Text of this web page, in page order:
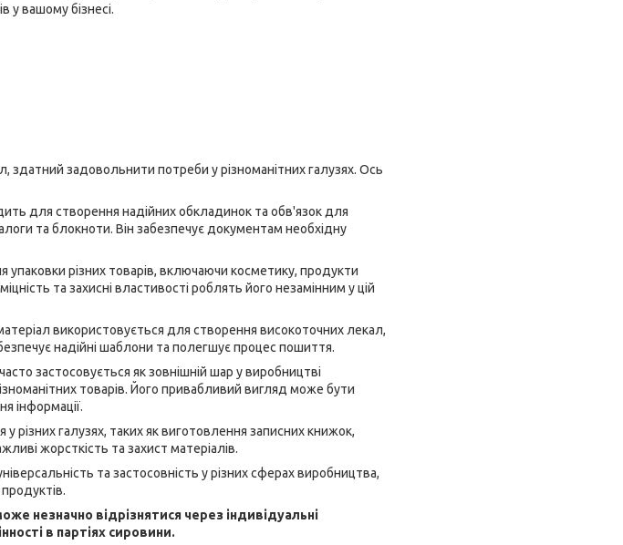
у вашому бізнесі.
здатний задовольнити потреби у різноманітних галузях. Ось
для створення надійних обкладинок та обв'язок для
та блокноти. Він забезпечує документам необхідну
різних товарів, включаючи косметику, продукти
та захисні властивості роблять його незамінним у цій
використовується для створення високоточних лекал,
надійні шаблони та полегшує процес пошиття.
застосовується як зовнішній шар у виробництві
товарів. Його привабливий вигляд може бути
інформації.
різних галузях, таких як виготовлення записних книжок,
жорсткість та захист матеріалів.
та застосовність у різних сферах виробництва,
незначно відрізнятися через індивідуальні
в партіях сировини.